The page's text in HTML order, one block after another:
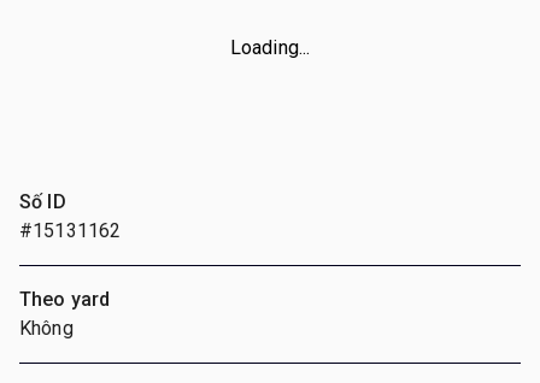
Loading...
Số ID
#15131162
Theo yard
Không